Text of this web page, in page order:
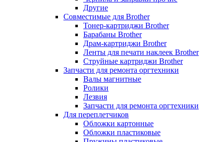
Другие
Совместимые для Brother
Тонер-картриджи Brother
Барабаны Brother
Драм-картриджи Brother
Ленты для печати наклеек Brother
Струйные картриджи Brother
Запчасти для ремонта оргтехники
Валы магнитные
Ролики
Лезвия
Запчасти для ремонта оргтехники
Для переплетчиков
Обложки картонные
Обложки пластиковые